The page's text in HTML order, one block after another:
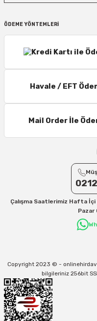
ÖDEME YÖNTEMLERİ
Havale / EFT
Mail Order İle
Çalışma Saatlerimiz Hafta
Pazar
Copyright 2023 © -
bilgileriniz 256bit